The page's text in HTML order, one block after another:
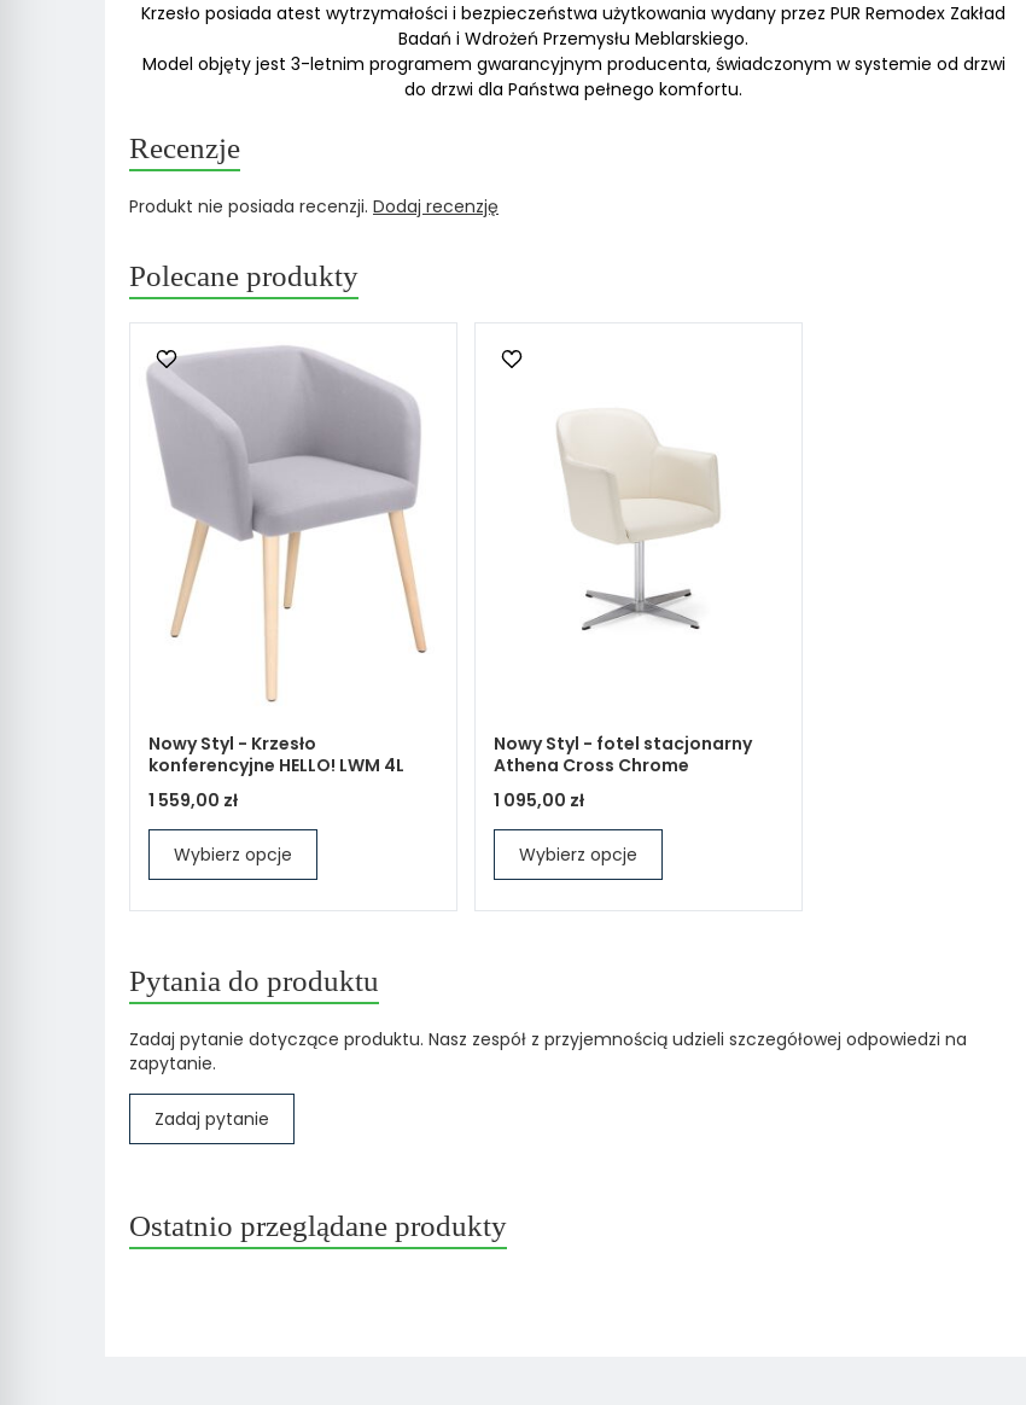
Krzesło posiada atest wytrzymałości i bezpieczeństwa użytkowania wydany przez PUR Remodex Zakład
Badań i Wdrożeń Przemysłu Meblarskiego.
Model objęty jest 3-letnim programem gwarancyjnym producenta, świadczonym w systemie od drzwi
do drzwi dla Państwa pełnego komfortu.
Recenzje
Produkt nie posiada recenzji. Dodaj recenzję
Polecane produkty
Nowy Styl - Krzesło
konferencyjne HELLO! LWM 4L
1 559,00 zł
Wybierz opcje
Nowy Styl - fotel stacjonarny
Athena Cross Chrome
1 095,00 zł
Wybierz opcje
Pytania do produktu
Zadaj pytanie dotyczące produktu. Nasz zespół z przyjemnością udzieli szczegółowej odpowiedzi na
zapytanie.
Zadaj pytanie
Ostatnio przeglądane produkty